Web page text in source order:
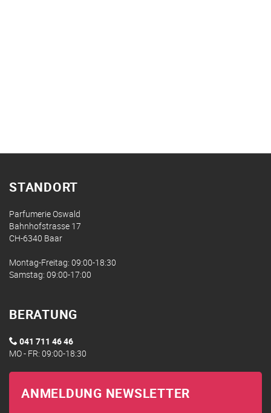
STANDORT
Parfumerie Oswald
Bahnhofstrasse 17
CH-6340 Baar
Montag-Freitag: 09:00-18:30
Samstag: 09:00-17:00
BERATUNG
041 711 46 46
MO - FR: 09:00-18:30
ANMELDUNG NEWSLETTER